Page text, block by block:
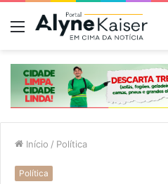
Menu
Início / Política
Política